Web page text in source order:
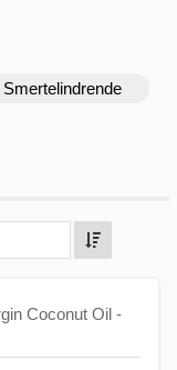
Smertelindrende
Coconut Oil -